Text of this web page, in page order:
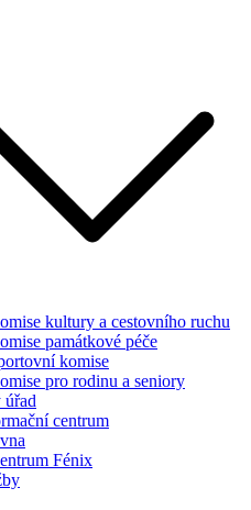
kultury a cestovního ruchu
památkové péče
komise
pro rodinu a seniory
úřad
centrum
Fénix